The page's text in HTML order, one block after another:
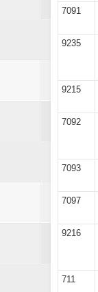
7091
9235
9215
7092
7093
7097
9216
711